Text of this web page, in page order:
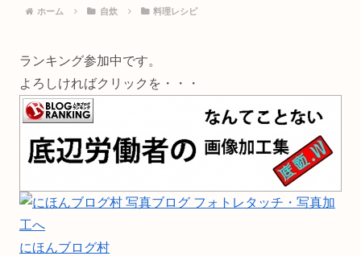
ホーム 自炊 料理レシピ
ランキング参加中です。
よろしければクリックを・・・
にほんブログ村